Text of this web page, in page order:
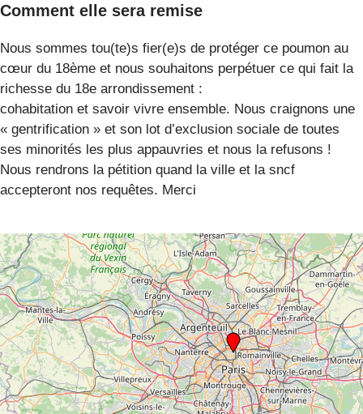
Comment elle sera remise
Nous sommes tou(te)s fier(e)s de protéger ce poumon au
cœur du 18ème et nous souhaitons perpétuer ce qui fait la
richesse du 18e arrondissement :
cohabitation et savoir vivre ensemble. Nous craignons une
« gentrification » et son lot d’exclusion sociale de toutes
ses minorités les plus appauvries et nous la refusons !
Nous rendrons la pétition quand la ville et la sncf
accepteront nos requêtes. Merci